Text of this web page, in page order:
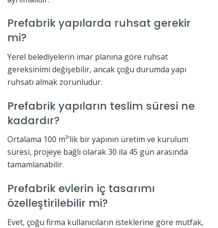
Prefabrik yapılarda ruhsat gerekir
mi?
Yerel belediyelerin imar planına göre ruhsat
gereksinimi değişebilir, ancak çoğu durumda yapı
ruhsatı almak zorunludur.
Prefabrik yapıların teslim süresi ne
kadardır?
Ortalama 100 m²’lik bir yapının üretim ve kurulum
süresi, projeye bağlı olarak 30 ila 45 gün arasında
tamamlanabilir.
Prefabrik evlerin iç tasarımı
özelleştirilebilir mi?
Evet, çoğu firma kullanıcıların isteklerine göre mutfak,